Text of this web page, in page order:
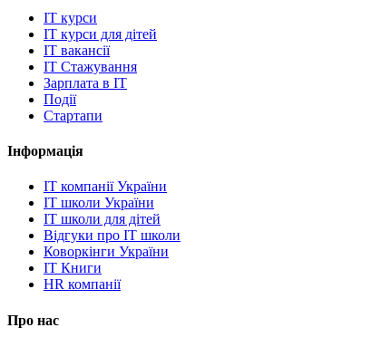
IT курси
IT курси для дітей
IT вакансії
IT Стажування
Зарплата в IT
Події
Стартапи
Інформація
IT компанії України
IT школи України
IT школи для дітей
Відгуки про IT школи
Коворкінги України
IT Книги
HR компанії
Про нас